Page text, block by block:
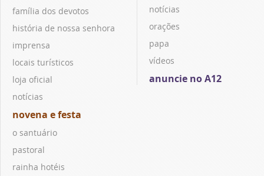
família dos devotos
história de nossa senhora
imprensa
locais turísticos
loja oficial
notícias
novena e festa
o santuário
pastoral
rainha hotéis
notícias
orações
papa
vídeos
anuncie no A12